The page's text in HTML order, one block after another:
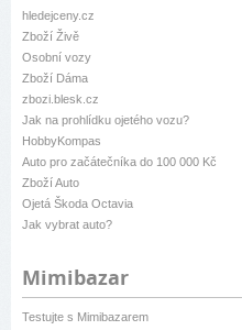
hledejceny.cz
Zboží Živě
Osobní vozy
Zboží Dáma
zbozi.blesk.cz
Jak na prohlídku ojetého vozu?
HobbyKompas
Auto pro začátečníka do 100 000 Kč
Zboží Auto
Ojetá Škoda Octavia
Jak vybrat auto?
Mimibazar
Testujte s Mimibazarem